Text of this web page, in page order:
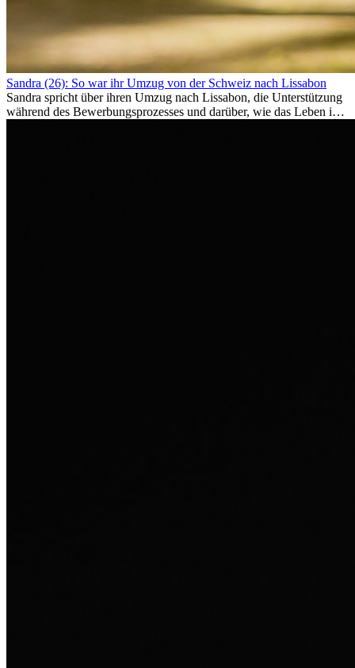
Sandra (26): So war ihr Umzug von der Schweiz nach Lissabon
Sandra spricht über ihren Umzug nach Lissabon, die Unterstützung
während des Bewerbungsprozesses und darüber, wie das Leben im